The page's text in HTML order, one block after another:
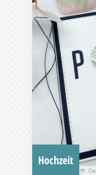
Hochzeit